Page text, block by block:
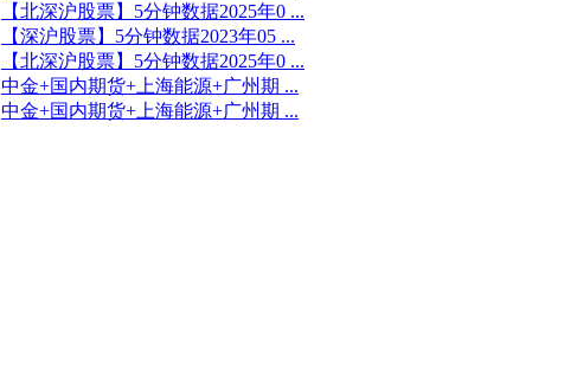
【北深沪股票】5分钟数据2025年0 ...
【深沪股票】5分钟数据2023年05 ...
【北深沪股票】5分钟数据2025年0 ...
中金+国内期货+上海能源+广州期 ...
中金+国内期货+上海能源+广州期 ...